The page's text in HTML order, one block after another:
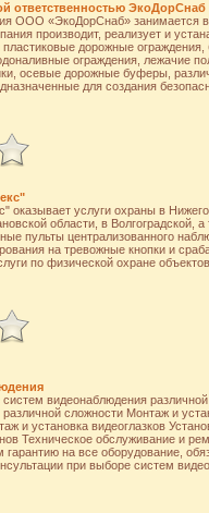
ответственностью ЭкоДорСнаб
ООО «ЭкоДорСнаб» занимается
производит, реализует и
дорожные
ограждения, лежачие
осевые дорожные буферы,
для создания
оказывает услуги охраны в
области, в Волгоградской,
пульты централизованного
на тревожные кнопки и
по физической охране
видеонаблюдения
сложности Монтаж и
и установка видеоглазков
Техническое обслуживание и
на все оборудование,
при выборе систем